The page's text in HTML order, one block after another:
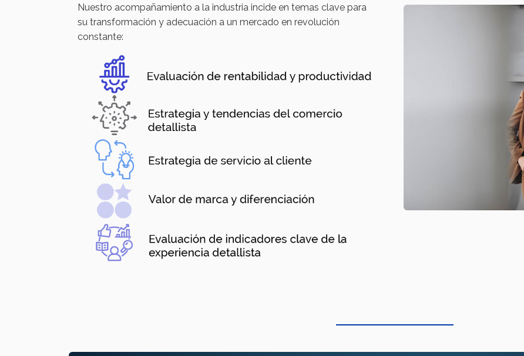
Nuestro acompañamiento a la industria incide en temas clave para
su transformación y adecuación a un mercado en revolución
constante: